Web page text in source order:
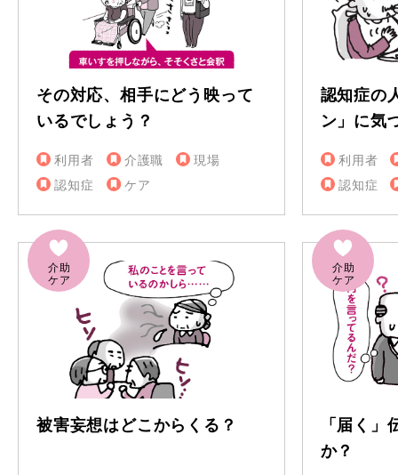
その対応、相手にどう映って
いるでしょう？
利用者 介護職
現場
認知症
ケア
認知症の
ン」に気
利用者
認知症
被害妄想はどこからくる？
「届く」
か？